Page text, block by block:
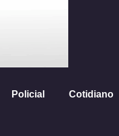
Policial Cotidiano